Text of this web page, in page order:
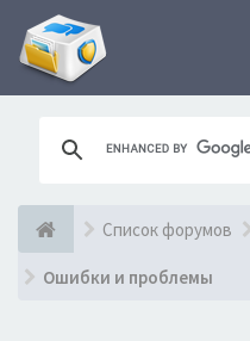
Список форумов
Ошибки и проблемы